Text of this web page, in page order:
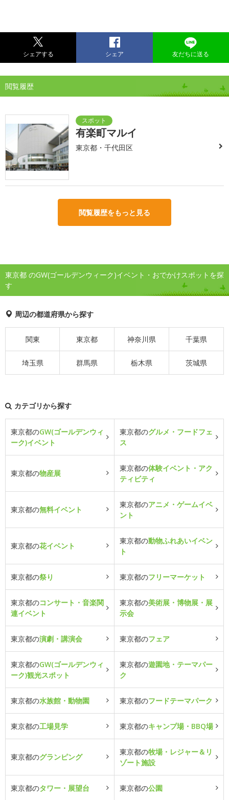
シェアする シェア 友だちに送る
閲覧履歴
有楽町マルイ
東京都・千代田区
閲覧履歴をもっと見る
東京都 のGW(ゴールデンウィーク)イベント・おでかけスポットを探
す
周辺の都道府県から探す
関東 東京都 神奈川県 千葉県
埼玉県 群馬県 栃木県 茨城県
カテゴリから探す
東京都のGW(ゴールデンウィ
ーク)イベント
東京都のグルメ・フードフェ
ス
東京都の物産展
東京都の体験イベント・アク
ティビティ
東京都の無料イベント
東京都のアニメ・ゲームイベ
ント
東京都の花イベント
東京都の動物ふれあいイベン
ト
東京都の祭り 東京都のフリーマーケット
東京都のコンサート・音楽関
連イベント
東京都の美術展・博物展・展
示会
東京都の演劇・講演会 東京都のフェア
東京都のGW(ゴールデンウィ
ーク)観光スポット
東京都の遊園地・テーマパー
ク
東京都の水族館・動物園 東京都のフードテーマパーク
東京都の工場見学 東京都のキャンプ場・BBQ場
東京都のグランピング
東京都の牧場・レジャー＆リ
ゾート施設
東京都のタワー・展望台 東京都の公園